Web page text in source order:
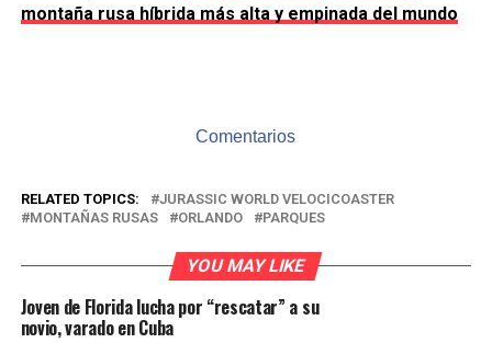
montaña rusa híbrida más alta y empinada del mundo
Comentarios
RELATED TOPICS:
JURASSIC WORLD VELOCICOASTER
MONTAÑAS RUSAS
ORLANDO PARQUES
YOU MAY LIKE
Joven de Florida lucha por “rescatar” a su
novio, varado en Cuba